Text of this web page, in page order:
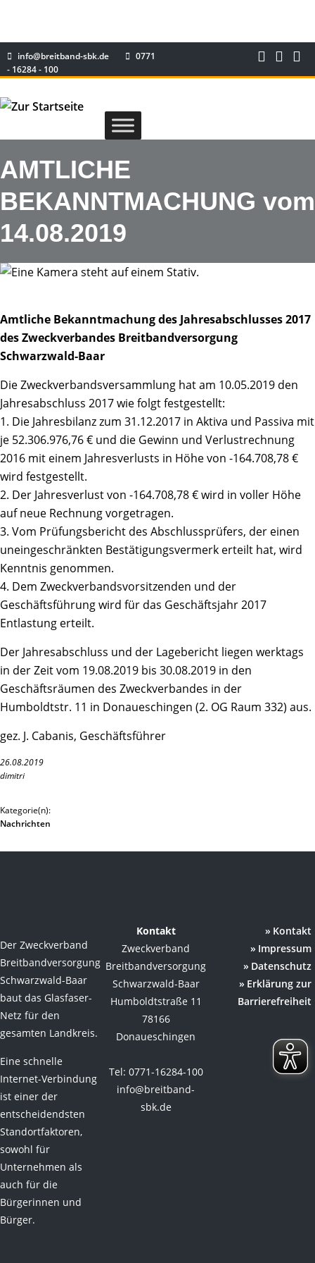
info@breitband-sbk.de
0771
- 16284 - 100
AMTLICHE
BEKANNTMACHUNG vom
14.08.2019
Amtliche Bekanntmachung des Jahresabschlusses 2017
des Zweckverbandes Breitbandversorgung
Schwarzwald-Baar
Die Zweckverbandsversammlung hat am 10.05.2019 den
Jahresabschluss 2017 wie folgt festgestellt:
1. Die Jahresbilanz zum 31.12.2017 in Aktiva und Passiva mit
je 52.306.976,76 € und die Gewinn und Verlustrechnung
2016 mit einem Jahresverlusts in Höhe von -164.708,78 €
wird festgestellt.
2. Der Jahresverlust von -164.708,78 € wird in voller Höhe
auf neue Rechnung vorgetragen.
3. Vom Prüfungsbericht des Abschlussprüfers, der einen
uneingeschränkten Bestätigungsvermerk erteilt hat, wird
Kenntnis genommen.
4. Dem Zweckverbandsvorsitzenden und der
Geschäftsführung wird für das Geschäftsjahr 2017
Entlastung erteilt.
Der Jahresabschluss und der Lagebericht liegen werktags
in der Zeit vom 19.08.2019 bis 30.08.2019 in den
Geschäftsräumen des Zweckverbandes in der
Humboldtstr. 11 in Donaueschingen (2. OG Raum 332) aus.
gez. J. Cabanis, Geschäftsführer
26.08.2019
dimitri
Kategorie(n):
Nachrichten
Der Zweckverband
Breitbandversorgung
Schwarzwald-Baar
baut das Glasfaser-
Netz für den
gesamten Landkreis.
Eine schnelle
Internet-Verbindung
ist einer der
entscheidendsten
Standortfaktoren,
sowohl für
Unternehmen als
auch für die
Bürgerinnen und
Bürger.
Kontakt
Zweckverband
Breitbandversorgung
Schwarzwald-Baar
Humboldtstraße 11
78166
Donaueschingen
Tel: 0771-16284-100
info@breitband-
sbk.de
Kontakt
Impressum
Datenschutz
Erklärung zur
Barrierefreiheit